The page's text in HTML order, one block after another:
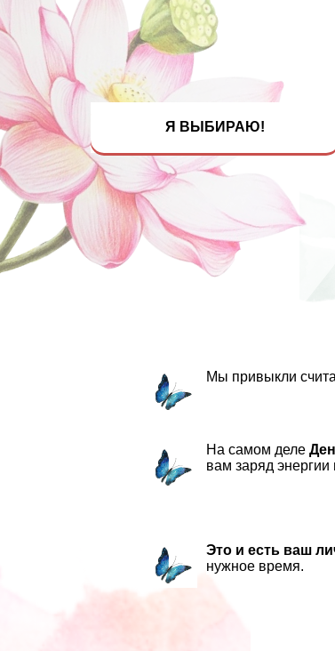
Я ВЫБИРАЮ!
Мы привыкли
На самом деле
вам заряд
Это и есть ваш
нужное время.